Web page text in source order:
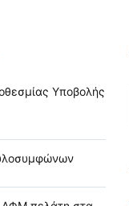
Υποβολής